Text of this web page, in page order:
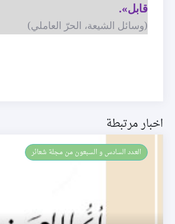
قابل».
(وسائل الشيعة، الحرّ العاملي)
اخبار مرتبطة
العـدد السادس و السبعون من مجلة شعائر